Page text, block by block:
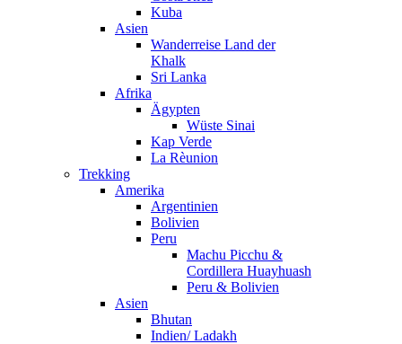
Kuba
Asien
Wanderreise Land der
Khalk
Sri Lanka
Afrika
Ägypten
Wüste Sinai
Kap Verde
La Rèunion
Trekking
Amerika
Argentinien
Bolivien
Peru
Machu Picchu &
Cordillera Huayhuash
Peru & Bolivien
Asien
Bhutan
Indien/ Ladakh